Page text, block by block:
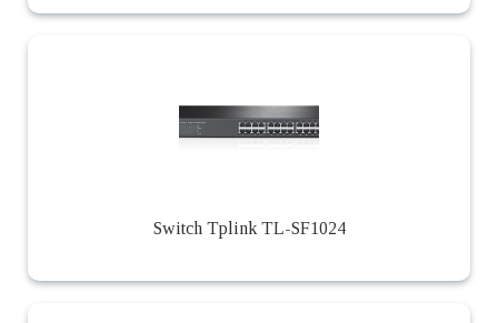
Switch Tplink TL-SF1024